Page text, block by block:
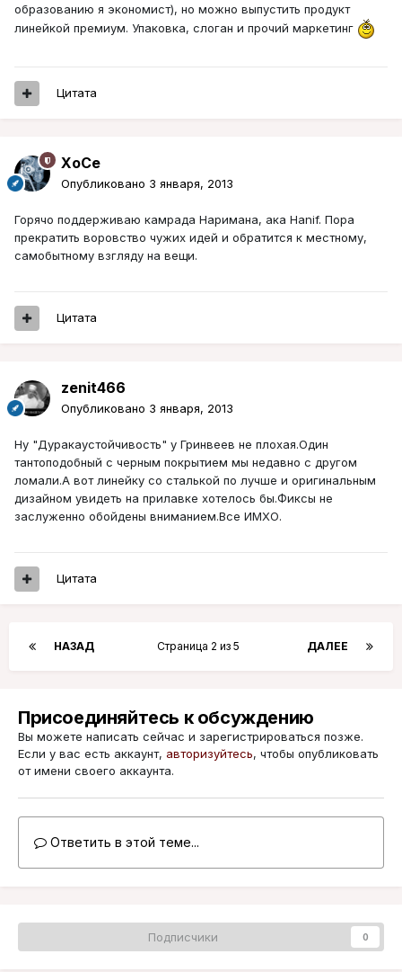
образованию я экономист), но можно выпустить продукт
линейкой премиум. Упаковка, слоган и прочий маркетинг
Цитата
XoCe
Опубликовано 3 января, 2013
Горячо поддерживаю камрада Наримана, ака Hanif. Пора
прекратить воровство чужих идей и обратится к местному,
самобытному взгляду на вещи.
Цитата
zenit466
Опубликовано 3 января, 2013
Ну "Дуракаустойчивость" у Гринвеев не плохая.Один
тантоподобный с черным покрытием мы недавно с другом
ломали.А вот линейку со сталькой по лучше и оригинальным
дизайном увидеть на прилавке хотелось бы.Фиксы не
заслуженно обойдены вниманием.Все ИМХО.
Цитата
НАЗАД ДАЛЕЕ
Страница 2 из 5
Присоединяйтесь к обсуждению
Вы можете написать сейчас и зарегистрироваться позже.
Если у вас есть аккаунт, авторизуйтесь, чтобы опубликовать
от имени своего аккаунта.
Ответить в этой теме...
Подписчики 0